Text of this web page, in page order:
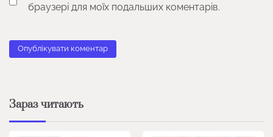
браузері для моїх подальших коментарів.
Зараз читають